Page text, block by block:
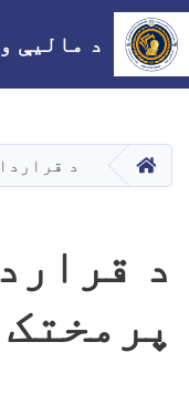
د مالیې
HOME د
د
پرمختک